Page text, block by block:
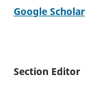
Google Scholar
Section Editor